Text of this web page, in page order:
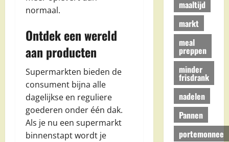
normaal.
Ontdek een wereld
aan producten
Supermarkten bieden de
consument bijna alle
dagelijkse en reguliere
goederen onder één dak.
Als je nu een supermarkt
binnenstapt wordt je
maaltijd
markt
meal
preppen
minder
frisdrank
nadelen
Pannen
portemonnee